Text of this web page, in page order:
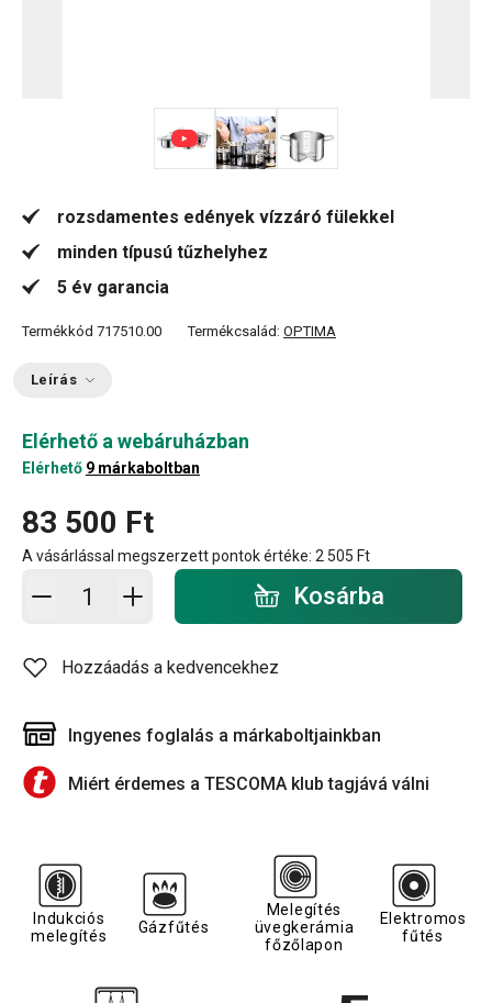
rozsdamentes edények vízzáró fülekkel
minden típusú tűzhelyhez
5 év garancia
Termékkód 717510.00 Termékcsalád: OPTIMA
Leírás
Elérhető a webáruházban
Elérhető 9 márkaboltban
83 500 Ft
A vásárlással megszerzett pontok értéke: 2 505 Ft
Kosárba - mennyiség Kosárba
Hozzáadás a kedvencekhez
Ingyenes foglalás a márkaboltjainkban
Miért érdemes a TESCOMA klub tagjává válni
Indukciós
melegítés
Gázfűtés
Melegítés
üvegkerámia
főzőlapon
Elektromos
fűtés